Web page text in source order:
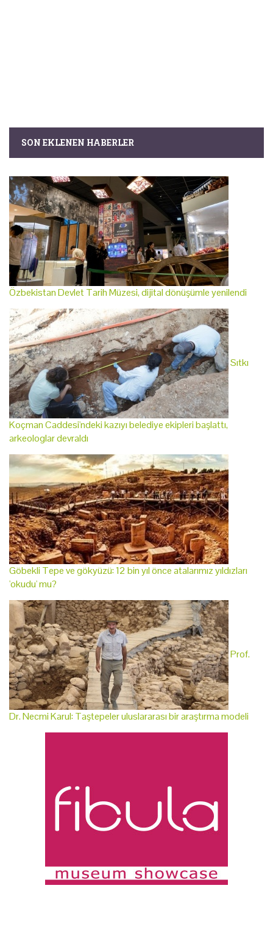
SON EKLENEN HABERLER
Özbekistan Devlet Tarih Müzesi, dijital dönüşümle yenilendi
Sıtkı
Koçman Caddesi'ndeki kazıyı belediye ekipleri başlattı,
arkeologlar devraldı
Göbekli Tepe ve gökyüzü: 12 bin yıl önce atalarımız yıldızları
'okudu' mu?
Prof.
Dr. Necmi Karul: Taştepeler uluslararası bir araştırma modeli